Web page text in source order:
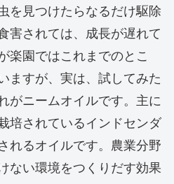
を見つけたらなるだけ駆除
害されては、成長が遅れて
楽園ではこれまでのとこ
ますが、実は、試してみた
がニームオイルです。主に
培されているインドセンダ
れるオイルです。農業分野
ない環境をつくりだす効果